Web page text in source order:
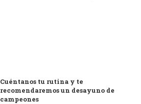
Cuéntanos tu rutina y te
recomendaremos un desayuno de
campeones